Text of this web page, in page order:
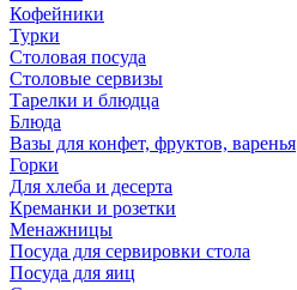
Кофейники
Турки
Столовая посуда
Столовые сервизы
Тарелки и блюдца
Блюда
Вазы для конфет, фруктов, варенья
Горки
Для хлеба и десерта
Креманки и розетки
Менажницы
Посуда для сервировки стола
Посуда для яиц